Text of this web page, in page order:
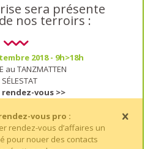
sera présente
nos terroirs :
2018 - 9h>18h
au TANZMATTEN
vous >>
vous pro :
rendez-vous d’affaires un
pour nouer des contacts